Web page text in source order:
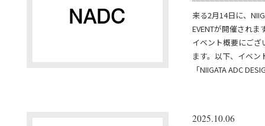
来る2月14日に、
EVENTが開催され
イベント概要にご
ます。以下、イベン
「NIIGATA ADC
2025.10.06